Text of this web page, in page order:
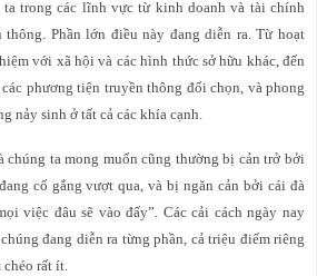
ta trong các lĩnh vực từ kinh doanh và tài chính
Phần lớn điều này đang diễn ra. Từ hoạt
với xã hội và các hình thức sở hữu khác, đến
phương tiện truyền thông đối chọn, và phong
nảy sinh ở tất cả các khía cạnh.
chúng ta mong muốn cũng thường bị cản trở bởi
cố gắng vượt qua, và bị ngăn cản bởi cái đà
việc đâu sẽ vào đấy”. Các cải cách ngày nay
đang diễn ra từng phần, cả triệu điểm riêng
rất ít.